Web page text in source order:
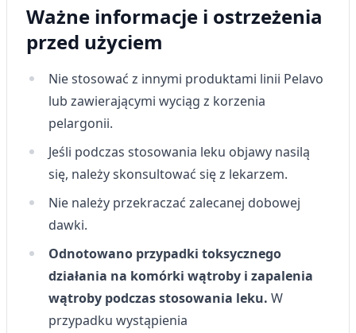
Ważne informacje i ostrzeżenia
przed użyciem
Nie stosować z innymi produktami linii Pelavo
lub zawierającymi wyciąg z korzenia
pelargonii.
Jeśli podczas stosowania leku objawy nasilą
się, należy skonsultować się z lekarzem.
Nie należy przekraczać zalecanej dobowej
dawki.
Odnotowano przypadki toksycznego
działania na komórki wątroby i zapalenia
wątroby podczas stosowania leku. W
przypadku wystąpienia